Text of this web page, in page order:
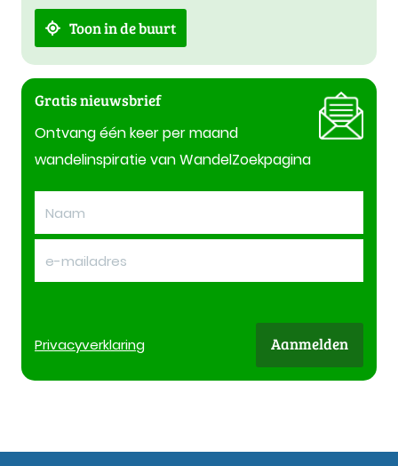
Toon in de buurt
Gratis nieuwsbrief
Ontvang één keer per maand
wandelinspiratie van WandelZoekpagina
Privacyverklaring Aanmelden